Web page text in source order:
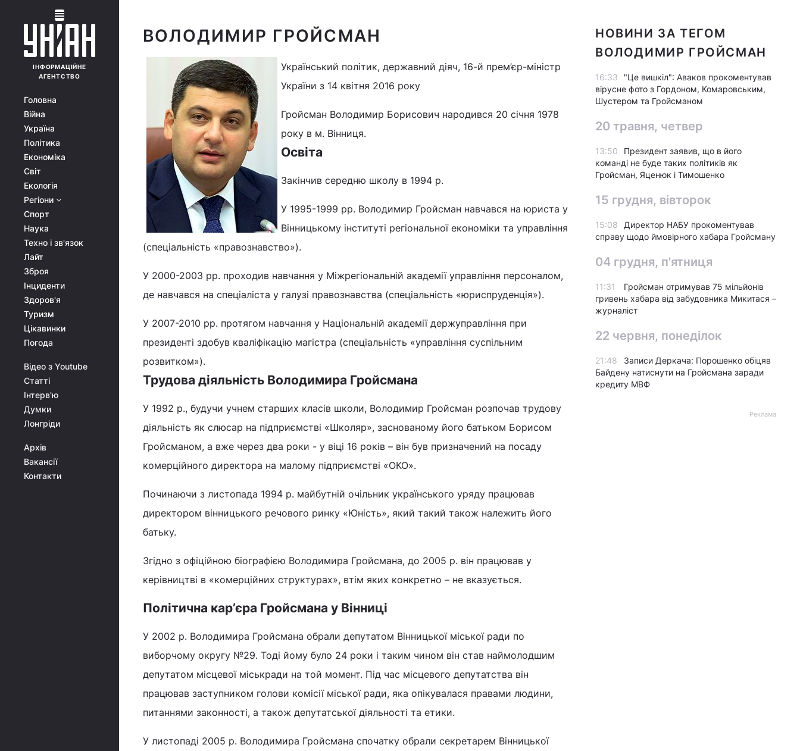
ІНФОРМАЦІЙНЕ
АГЕНТСТВО
Головна
Війна
Україна
Політика
Економіка
Світ
Екологія
Регіони
Спорт
Наука
Техно і зв'язок
Лайт
Зброя
Інциденти
Здоров'я
Туризм
Цікавинки
Погода
Відео з Youtube
Статті
Інтерв'ю
Думки
Лонгріди
Архів
Вакансії
Контакти
ВОЛОДИМИР ГРОЙСМАН
Український політик, державний діяч, 16-й прем’єр-міністр
України з 14 квітня 2016 року
Гройсман Володимир Борисович народився 20 січня 1978
року в м. Вінниця.
Освіта
Закінчив середню школу в 1994 р.
У 1995-1999 рр. Володимир Гройсман навчався на юриста у
Вінницькому інституті регіональної економіки та управління
(спеціальність «правознавство»).
У 2000-2003 рр. проходив навчання у Міжрегіональній академії управління персоналом,
де навчався на спеціаліста у галузі правознавства (спеціальність «юриспруденція»).
У 2007-2010 рр. протягом навчання у Національній академії держуправління при
президенті здобув кваліфікацію магістра (спеціальність «управління суспільним
розвитком»).
Трудова діяльність Володимира Гройсмана
У 1992 р., будучи учнем старших класів школи, Володимир Гройсман розпочав трудову
діяльність як слюсар на підприємстві «Школяр», заснованому його батьком Борисом
Гройсманом, а вже через два роки - у віці 16 років – він був призначений на посаду
комерційного директора на малому підприємстві «ОКО».
Починаючи з листопада 1994 р. майбутній очільник українського уряду працював
директором вінницького речового ринку «Юність», який такий також належить його
батьку.
Згідно з офіційною біографією Володимира Гройсмана, до 2005 р. він працював у
керівництві в «комерційних структурах», втім яких конкретно – не вказується.
Політична кар’єра Гройсмана у Вінниці
У 2002 р. Володимира Гройсмана обрали депутатом Вінницької міської ради по
виборчому округу №29. Тоді йому було 24 роки і таким чином він став наймолодшим
депутатом місцевої міськради на той момент. Під час місцевого депутатства він
працював заступником голови комісії міської ради, яка опікувалася правами людини,
питаннями законності, а також депутатської діяльності та етики.
У листопаді 2005 р. Володимира Гройсмана спочатку обрали секретарем Вінницької
НОВИНИ ЗА ТЕГОМ
ВОЛОДИМИР ГРОЙСМАН
16:33
"Це вишкіл": Аваков прокоментував
вірусне фото з Гордоном, Комаровським,
Шустером та Гройсманом
20 травня, четвер
13:50
Президент заявив, що в його
команді не буде таких політиків як
Гройсман, Яценюк і Тимошенко
15 грудня, вівторок
15:08
Директор НАБУ прокоментував
справу щодо ймовірного хабара Гройсману
04 грудня, п'ятниця
11:31
Гройсман отримував 75 мільйонів
гривень хабара від забудовника Микитася –
журналіст
22 червня, понеділок
21:48
Записи Деркача: Порошенко обіцяв
Байдену натиснути на Гройсмана заради
кредиту МВФ
Реклама